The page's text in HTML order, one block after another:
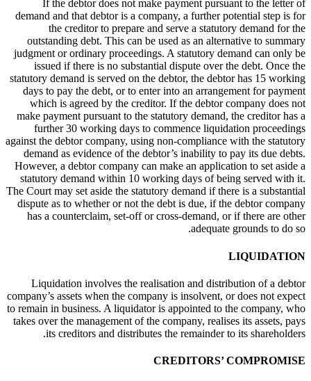
If the debtor does not make payment pursuant to the letter of
demand and that debtor is a company, a further potential step is for
the creditor to prepare and serve a statutory demand for the
outstanding debt. This can be used as an alternative to summary
judgment or ordinary proceedings. A statutory demand can only be
issued if there is no substantial dispute over the debt. Once the
statutory demand is served on the debtor, the debtor has 15 working
days to pay the debt, or to enter into an arrangement for payment
which is agreed by the creditor. If the debtor company does not
make payment pursuant to the statutory demand, the creditor has a
further 30 working days to commence liquidation proceedings
against the debtor company, using non-compliance with the statutory
demand as evidence of the debtor’s inability to pay its due debts.
However, a debtor company can make an application to set aside a
statutory demand within 10 working days of being served with it.
The Court may set aside the statutory demand if there is a substantial
dispute as to whether or not the debt is due, if the debtor company
has a counterclaim, set-off or cross-demand, or if there are other
adequate grounds to do so.
LIQUIDATION
Liquidation involves the realisation and distribution of a debtor
company’s assets when the company is insolvent, or does not expect
to remain in business. A liquidator is appointed to the company, who
takes over the management of the company, realises its assets, pays
its creditors and distributes the remainder to its shareholders.
CREDITORS’ COMPROMISE